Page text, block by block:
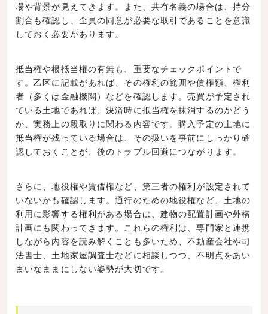
場や背景が見えてきます。また、共有名義の場合は、持分
割合も確認し、全員の同意が必要な取引であることを意識
しておく必要があります。
抵当権や根抵当権の有無も、重要なチェックポイントで
す。乙区に記載があれば、その権利の範囲や債権額、権利
者（多くは金融機関）などを確認します。売買が予定され
ている土地であれば、決済時に抵当権を抹消するのかどう
か、実務上の段取りに関わる内容です。購入予定の土地に
抵当権が残っている場合は、その扱いを事前にしっかり確
認しておくことが、後のトラブル回避につながります。
さらに、地役権や賃借権など、第三者の権利が設定されて
いないかも確認します。通行のための地役権など、土地の
利用に影響する権利がある場合は、建物の配置計画や外構
計画にも関わってきます。これらの権利は、専門家と連携
しながら内容を読み解くことも多いため、不動産会社や司
法書士、土地家屋調査士などに相談しつつ、不明点をあい
まいなままにしない姿勢が大切です。